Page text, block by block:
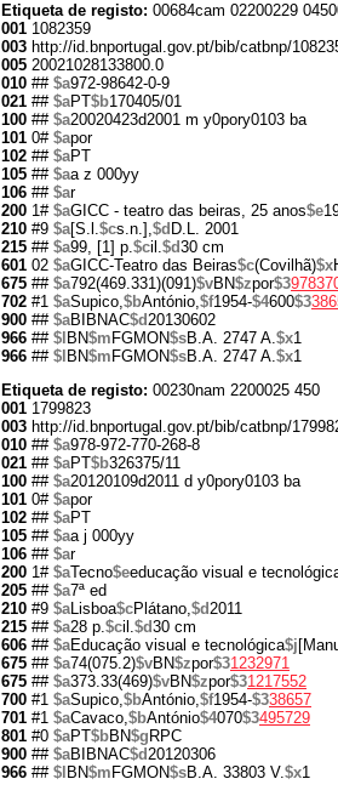
Etiqueta de registo: 00684cam 02200229
001 1082359
003 http://id.bnportugal.gov.pt/bib/catbnp/
005 20021028133800.0
010 ## $a972-98642-0-9
021 ## $aPT$b170405/01
100 ## $a20020423d2001 m y0pory0103 ba
101 0# $apor
102 ## $aPT
105 ## $aa z 000yy
106 ## $ar
200 1# $aGICC - teatro das beiras, 25 anos$e
210 #9 $a[S.l.$cs.n.],$d D.L. 2001
215 ## $a99, [1] p.$cil.$d30 cm
601 02 $aGICC-Teatro das Beiras$c(Covilhã)$x
675 ## $a792(469.331)(091)$vBN$zpor$3
702 #1 $aSupico,$bAntónio,$f1954-$4600$3
900 ## $aBIBNAC$d20130602
966 ## $l BN$m FGMON$sB.A. 2747 A.$x1
966 ## $l BN$m FGMON$sB.A. 2747 A.$x1
Etiqueta de registo: 00230nam 2200025 450
001 1799823
003 http://id.bnportugal.gov.pt/bib/catbnp/
010 ## $a978-972-770-268-8
021 ## $aPT$b326375/11
100 ## $a20120109d2011 d y0pory0103 ba
101 0# $apor
102 ## $aPT
105 ## $aa j 000yy
106 ## $ar
200 1# $aTecno$eeducação visual e
205 ## $a7ª ed
210 #9 $aLisboa$cPlátano,$d2011
215 ## $a28 p.$cil.$d30 cm
606 ## $aEducação visual e tecnológica$j
675 ## $a74(075.2)$vBN$zpor$31232971
675 ## $a373.33(469)$vBN$zpor$31217552
700 #1 $aSupico,$bAntónio,$f1954-$338657
701 #1 $aCavaco,$bAntónio$4070$3495729
801 #0 $aPT$bBN$g RPC
900 ## $aBIBNAC$d20120306
966 ## $l BN$m FGMON$sB.A. 33803 V.$x1